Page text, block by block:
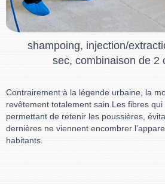
shampoing, injection/
sec, combinaison de 2
Contrairement à la légende urbaine, la
revêtement totalement sain.Les fibres
permettant de retenir les poussières,
dernières ne viennent encombrer
habitants.